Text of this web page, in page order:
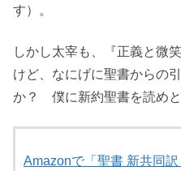
す）。
しかし太宰も、『正義と微
けど、なにげに聖書からの
か？ 僕に新約聖書を読め
Amazonで「聖書 新共同